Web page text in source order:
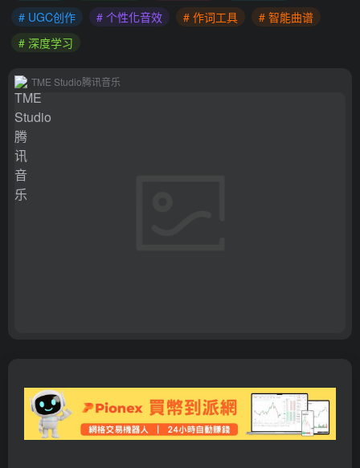
# UGC创作
# 个性化音效 # 作词工具
# 智能曲谱
# 深度学习
TME Studio腾讯音乐